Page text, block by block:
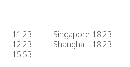
11:23
12:23
15:53
Singapore 18:23
Shanghai
18:23